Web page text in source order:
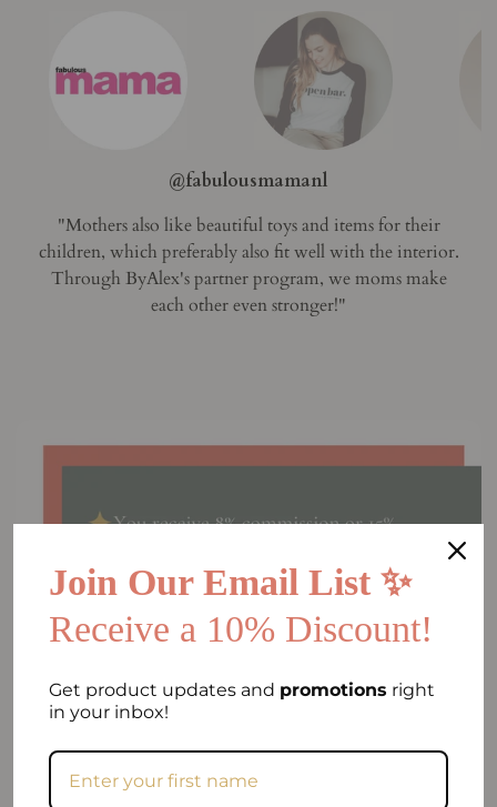
@fabulousmamanl
"Mothers also like beautiful toys and items for their
children, which preferably also fit well with the interior.
Through ByAlex's partner program, we moms make
each other even stronger!"
@gin.my.coffee
"It feels great to be part
of the extended byAlex family! Highly recommend."
@mrs_ermerson
"Working with byAlex gives me a ton of flexible options
to provide my followers with valuable and customized
content and offers! "
Join Our Email List ✨
Receive a 10% Discount!
Get product updates and promotions right
in your inbox!